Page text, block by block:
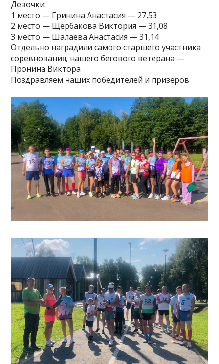
Девочки:
1 место — Гринина Анастасия — 27,53
2 место — Щербакова Виктория — 31,08
3 место — Шалаева Анастасия — 31,14
Отдельно наградили самого старшего участника
соревнования, нашего бегового ветерана —
Пронина Виктора
Поздравляем наших победителей и призеров